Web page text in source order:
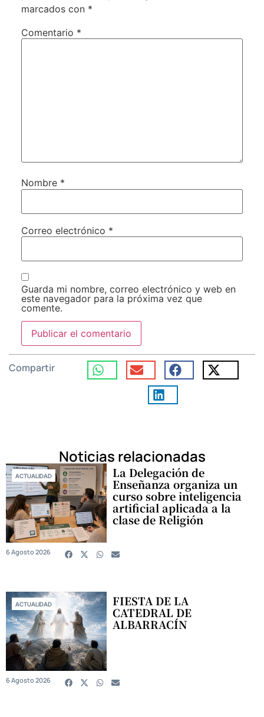
marcados con *
Comentario *
Nombre *
Correo electrónico *
Guarda mi nombre, correo electrónico y web en
este navegador para la próxima vez que
comente.
Compartir
Noticias relacionadas
ACTUALIDAD La Delegación de
Enseñanza organiza un
curso sobre inteligencia
artificial aplicada a la
clase de Religión
6 Agosto 2026
ACTUALIDAD FIESTA DE LA
CATEDRAL DE
ALBARRACÍN
6 Agosto 2026